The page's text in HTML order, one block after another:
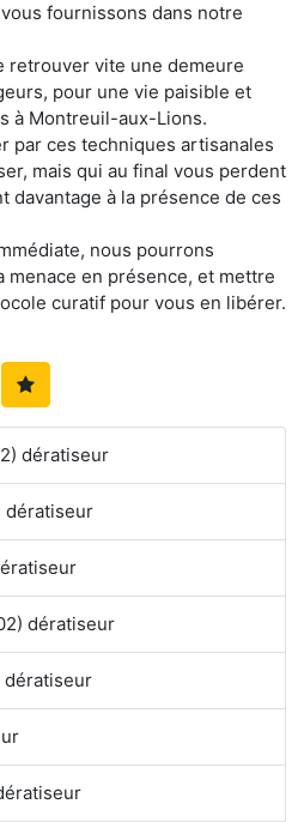
fournissons dans notre
retrouver vite une demeure
pour une vie paisible et
à Montreuil-aux-Lions.
par ces techniques artisanales
mais qui au final vous perdent
davantage à la présence de ces
nous pourrons
menace en présence, et mettre
curatif pour vous en libérer.
dératiseur
dératiseur
dératiseur
dératiseur